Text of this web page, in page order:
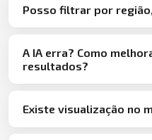
Posso filtrar por
A IA erra? Como
resultados?
Existe visualização no